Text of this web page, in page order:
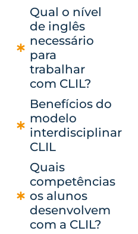
Qual o nível
de inglês
necessário
para
trabalhar
com CLIL?
Benefícios do
modelo
interdisciplinar
CLIL
Quais
competências
os alunos
desenvolvem
com a CLIL?